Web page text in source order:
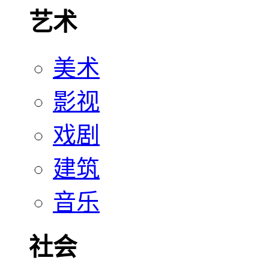
艺术
美术
影视
戏剧
建筑
音乐
社会